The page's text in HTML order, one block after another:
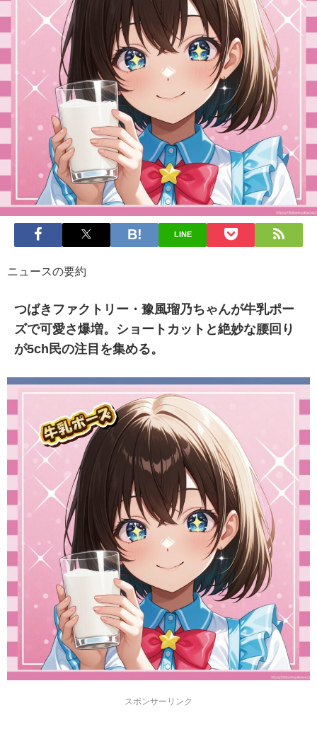
LINE
ニュースの要約
つばきファクトリー・豫風瑠乃ちゃんが牛乳ポー
ズで可愛さ爆増。ショートカットと絶妙な腰回り
が5ch民の注目を集める。
スポンサーリンク